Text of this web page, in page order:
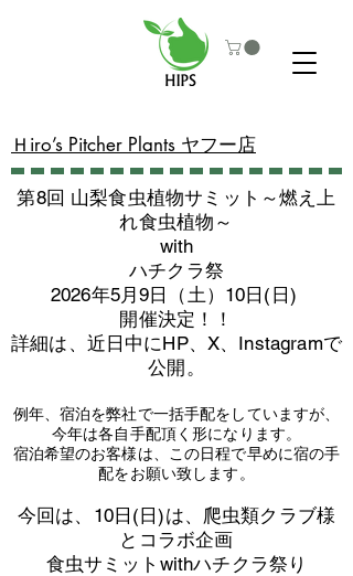
​Ｈiro’s Pitcher Plants ヤフー店
第8回 山梨食虫植物サミット～燃え上
れ食虫植物～
with
​ハチクラ祭
2026年5月9日（土）10日(日)
​開催決定！！
詳細は、近日中にHP、X、Instagramで
公開。
例年、宿泊を弊社で一括手配をしていますが、
今年は各自手配頂く形になります。
​宿泊希望のお客様は、この日程で早めに宿の手
配をお願い致します。
​今回は、10日(日)は、爬虫類クラブ様
とコラボ企画
​食虫サミットwithハチクラ祭り